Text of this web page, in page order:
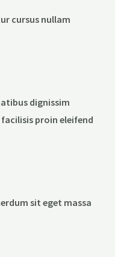
cursus nullam
dignissim
proin eleifend
sit eget massa